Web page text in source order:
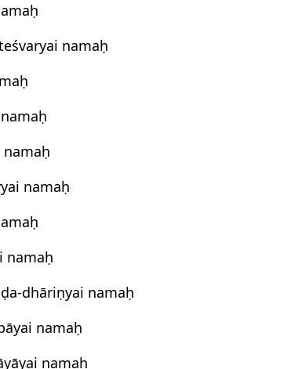
namaḥ
namaḥ
namaḥ
dhāriṇyai namaḥ
namaḥ
namaḥ